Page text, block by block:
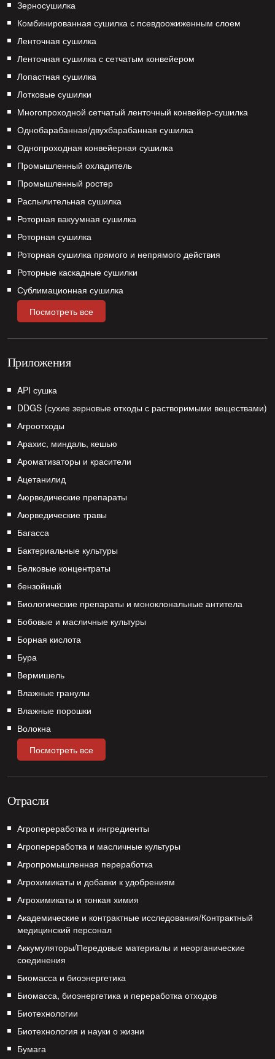
Зерносушилка
Комбинированная сушилка с псевдоожиженным слоем
Ленточная сушилка
Ленточная сушилка с сетчатым конвейером
Лопастная сушилка
Лотковые сушилки
Многопроходной сетчатый ленточный конвейер-сушилка
Однобарабанная/двухбарабанная сушилка
Однопроходная конвейерная сушилка
Промышленный охладитель
Промышленный ростер
Распылительная сушилка
Роторная вакуумная сушилка
Роторная сушилка
Роторная сушилка прямого и непрямого действия
Роторные каскадные сушилки
Сублимационная сушилка
Посмотреть все
Приложения
API сушка
DDGS (сухие зерновые отходы с растворимыми веществами)
Агроотходы
Арахис, миндаль, кешью
Ароматизаторы и красители
Ацетанилид
Аюрведические препараты
Аюрведические травы
Багасса
Бактериальные культуры
Белковые концентраты
бензойный
Биологические препараты и моноклональные антитела
Бобовые и масличные культуры
Борная кислота
Бура
Вермишель
Влажные гранулы
Влажные порошки
Волокна
Посмотреть все
Отрасли
Агропереработка и ингредиенты
Агропереработка и масличные культуры
Агропромышленная переработка
Агрохимикаты и добавки к удобрениям
Агрохимикаты и тонкая химия
Академические и контрактные исследования/Контрактный
медицинский персонал
Аккумуляторы/Передовые материалы и неорганические
соединения
Биомасса и биоэнергетика
Биомасса, биоэнергетика и переработка отходов
Биотехнологии
Биотехнология и науки о жизни
Бумага